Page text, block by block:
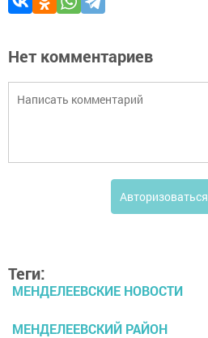
Нет комментариев
Авторизоваться
Теги:
МЕНДЕЛЕЕВСКИЕ НОВОСТИ
МЕНДЕЛЕЕВСКИЙ РАЙОН